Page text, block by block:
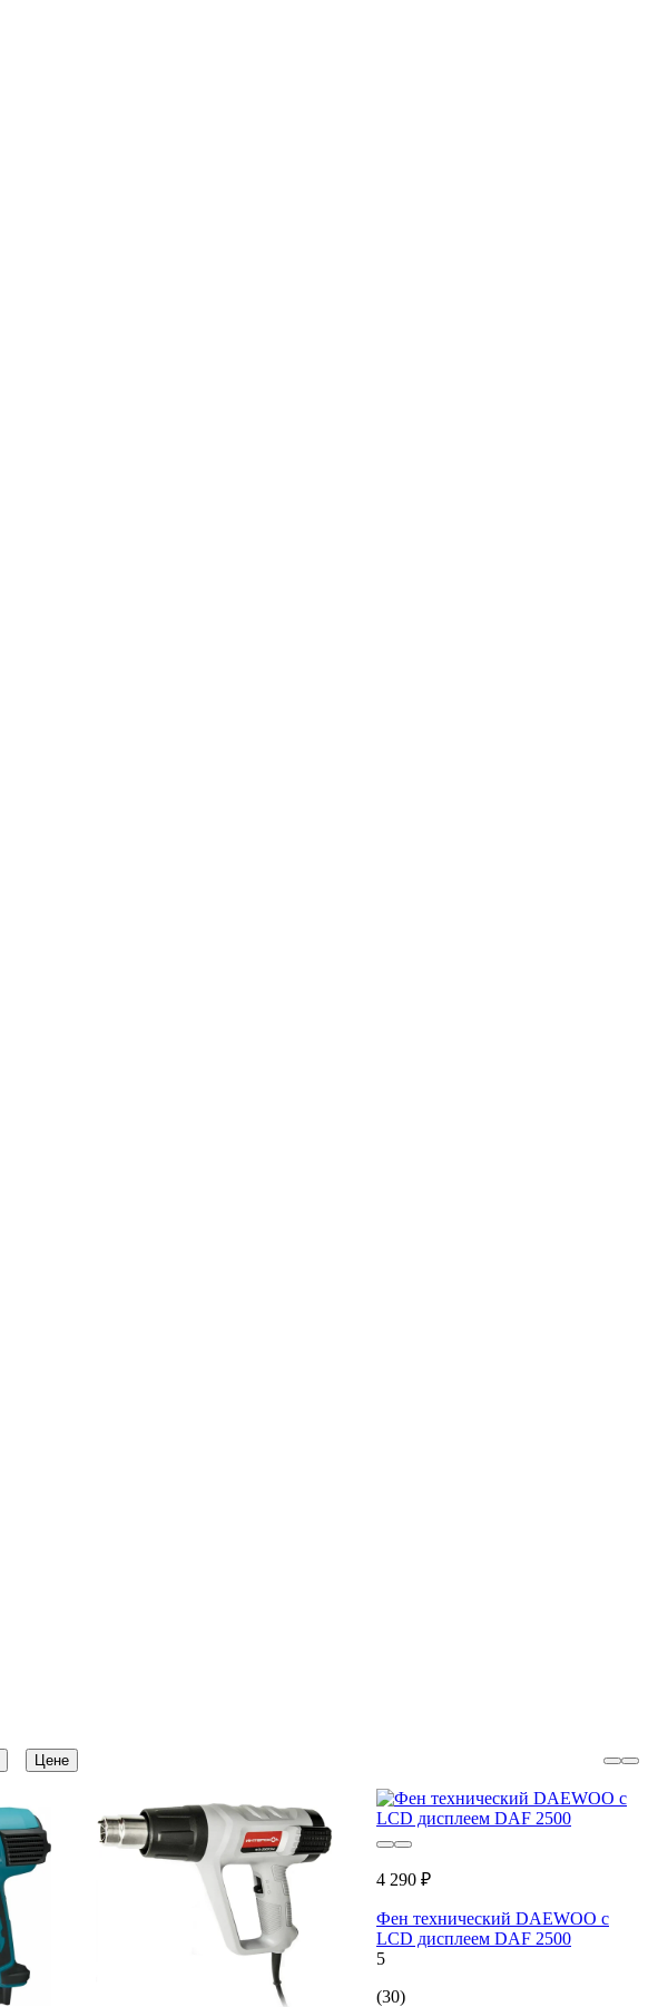
Цене
4 290 ₽
Фен технический DAEWOO с
LCD дисплеем DAF 2500
5
(30)